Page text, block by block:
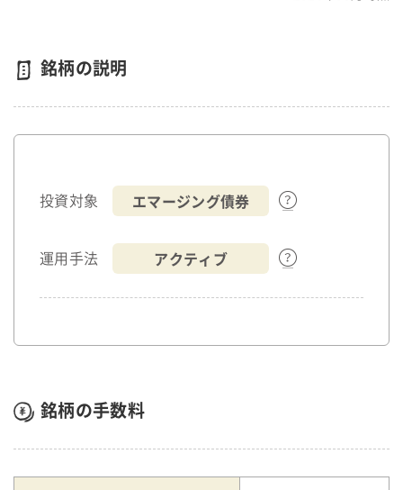
銘柄の説明
投資対象 エマージング債券
運用手法 アクティブ
銘柄の手数料